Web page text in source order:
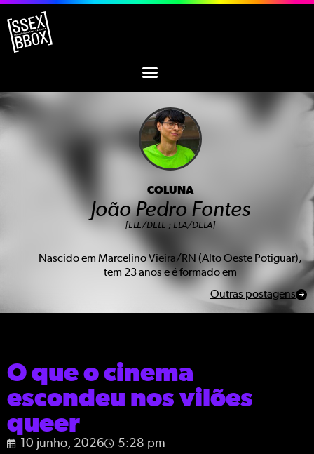
COLUNA
João Pedro Fontes
[ELE/DELE ; ELA/DELA]
Nascido em Marcelino Vieira/RN (Alto Oeste Potiguar),
tem 23 anos e é formado em
Outras postagens
O que o cinema
escondeu nos vilões
queer
10 junho, 2026 5:28 pm